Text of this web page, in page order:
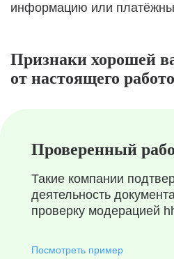
информацию или
Признаки хорошей
от настоящего
Проверенный
Такие компании
деятельность
проверку модерацией
Посмотреть пример